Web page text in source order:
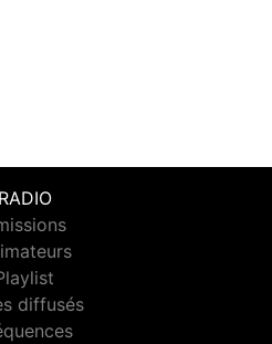
RADIO
diffusés